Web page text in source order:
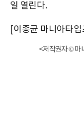
일 열린다.
[이종균 마니아타
<저작권자 © 마